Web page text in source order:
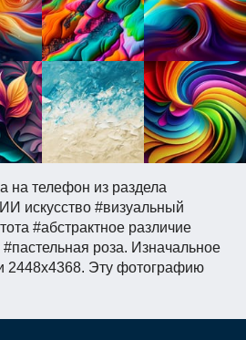
на телефон из раздела
искусство #визуальный
#абстрактное различие
роза. Изначальное
2448x4368. Эту фотографию